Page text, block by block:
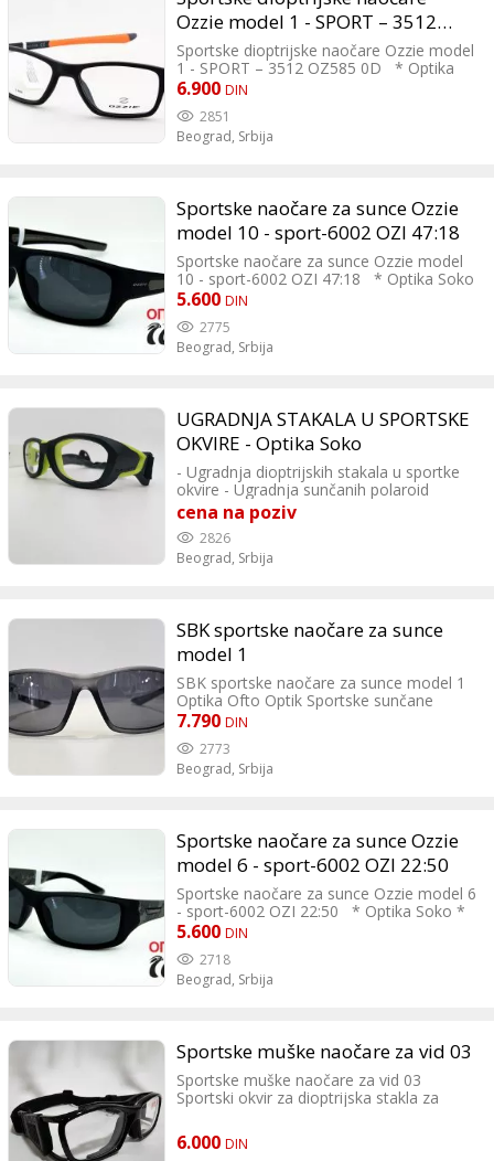
Ozzie model 1 - SPORT – 3512
OZ585 0D
Sportske dioptrijske naočare Ozzie model
1 - SPORT – 3512 OZ585 0D * Optika
Soko * Oznaka modela SPORT – 3512
6.900 DIN
2851
Beograd, Srbija
Sportske naočare za sunce Ozzie
model 10 - sport-6002 OZI 47:18
Sportske naočare za sunce Ozzie model
10 - sport-6002 OZI 47:18 * Optika Soko
* Oznaka modela: sport-6002 OZI 47:18
5.600 DIN
2775
Beograd, Srbija
UGRADNJA STAKALA U SPORTSKE
OKVIRE - Optika Soko
- Ugradnja dioptrijskih stakala u sportke
okvire - Ugradnja sunčanih polaroid
stakala u sportske okvire - Uživajte u
sportu bez poteškoća Optika Soko Za Vaš
savršen vid
cena na poziv
2826
Beograd, Srbija
SBK sportske naočare za sunce
model 1
SBK sportske naočare za sunce model 1
Optika Ofto Optik Sportske sunčane
naočare - sportske naočare za sunce
7.790 DIN
2773
Beograd, Srbija
Sportske naočare za sunce Ozzie
model 6 - sport-6002 OZI 22:50
Sportske naočare za sunce Ozzie model 6
- sport-6002 OZI 22:50 * Optika Soko *
Oznaka modela: sport-6002 OZI 22:50
5.600 DIN
2718
Beograd, Srbija
Sportske muške naočare za vid 03
Sportske muške naočare za vid 03
Sportski okvir za dioptrijska stakla za
Adrese i telefon: Zanatlijska 14, Šabac
Kneza Miloša 10, Loznica +381 64 57 444
6.000 DIN